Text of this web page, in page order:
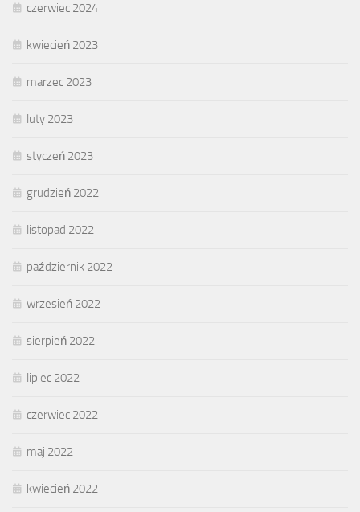
czerwiec 2024
kwiecień 2023
marzec 2023
luty 2023
styczeń 2023
grudzień 2022
listopad 2022
październik 2022
wrzesień 2022
sierpień 2022
lipiec 2022
czerwiec 2022
maj 2022
kwiecień 2022